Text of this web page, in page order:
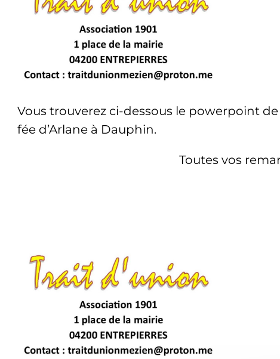
Vous trouverez ci-dessous le powerpoint
fée d’Arlane à Dauphin.
Toutes vos